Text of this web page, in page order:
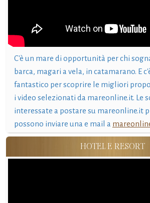
C'è un mare di opportunità per chi
barca, magari a vela, in catamarano. E
fantastico per scoprire le migliori
i video selezionati da mareonline.it. Le
interessate a postare su mareonline.it
possono inviare una e mail a
HOTEL E RESORT